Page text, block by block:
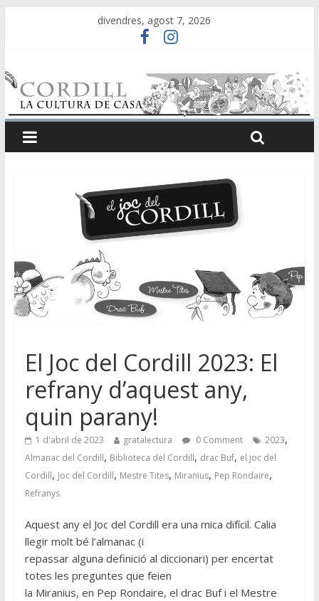
divendres, agost 7, 2026
El Joc del Cordill 2023: El
refrany d’aquest any,
quin parany!
1 d'abril de 2023 gratalectura 0 Comment 2023,
Almanac del Cordill, Biblioteca del Cordill, drac Buf, el joc del
Cordill, Joc del Cordill, Mestre Tites, Miranius, Pep Rondaire,
Refranys
Aquest any el Joc del Cordill era una mica difícil. Calia
llegir molt bé l’almanac (i
repassar alguna definició al diccionari) per encertat
totes les preguntes que feien
la Miranius, en Pep Rondaire, el drac Buf i el Mestre